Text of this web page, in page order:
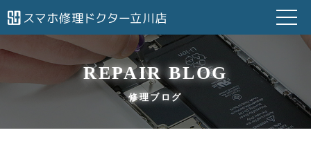
REPAIR BLOG
修理ブログ